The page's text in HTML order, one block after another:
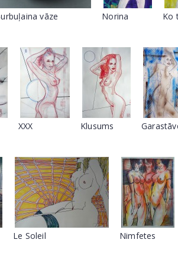
vāze Norina Ko
XXX Klusums
Le Soleil Nimfetes